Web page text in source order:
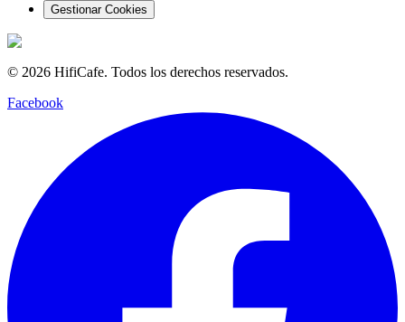
Gestionar Cookies
© 2026 HifiCafe. Todos los derechos reservados.
Facebook